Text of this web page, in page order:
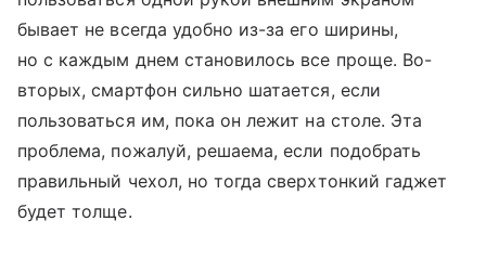
бывает не всегда удобно из-за его ширины,
но с каждым днем становилось все проще. Во-
вторых, смартфон сильно шатается, если
пользоваться им, пока он лежит на столе. Эта
проблема, пожалуй, решаема, если подобрать
правильный чехол, но тогда сверхтонкий гаджет
будет толще.